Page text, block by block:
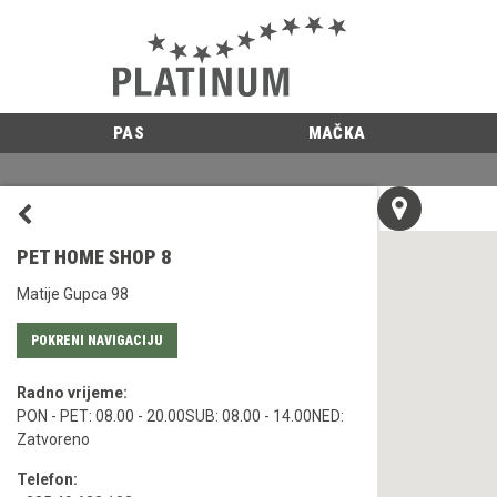
PAS MAČKA
PET HOME SHOP 8
Matije Gupca 98
POKRENI NAVIGACIJU
Radno vrijeme:
PON - PET: 08.00 - 20.00SUB: 08.00 - 14.00NED:
Zatvoreno
Telefon: